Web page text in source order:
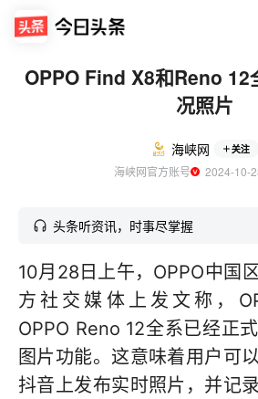
OPPO Find X8和Reno 12
况照片
海峡网 关注
海峡网官方账号
2024-10-
头条听资讯，时事尽掌握
10月28日上午，OPPO中国
方社交媒体上发文称，
OPPO Reno 12全系已经正
图片功能。这意味着用户可
抖音上发布实时照片，并记